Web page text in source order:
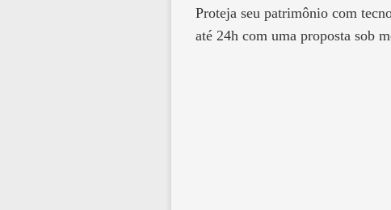
Proteja seu patrimônio com
até 24h com uma proposta sob